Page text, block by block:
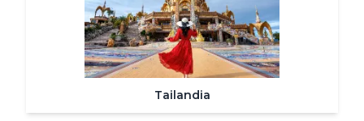
Tailandia